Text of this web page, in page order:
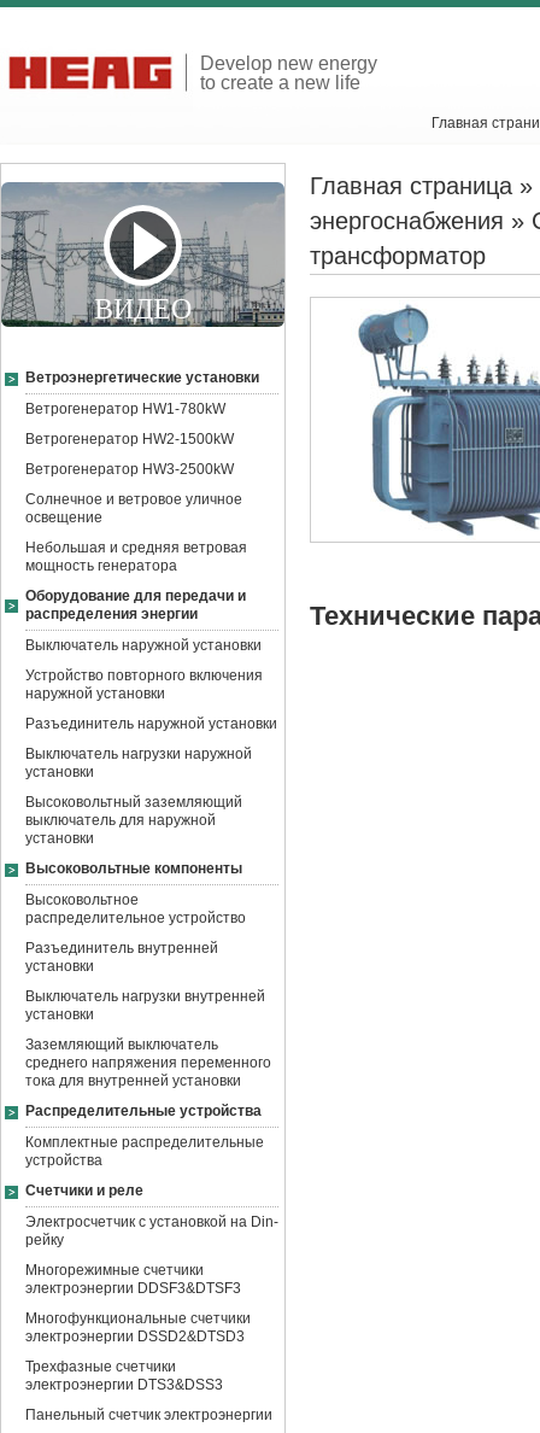
Develop new energy
to create a new life
Главная
ВИДЕО
Ветроэнергетические установки
Ветрогенератор HW1-780kW
Ветрогенератор HW2-1500kW
Ветрогенератор HW3-2500kW
Солнечное и ветровое уличное
освещение
Небольшая и средняя ветровая
мощность генератора
Оборудование для передачи и
распределения энергии
Выключатель наружной установки
Устройство повторного включения
наружной установки
Разъединитель наружной установки
Выключатель нагрузки наружной
установки
Высоковольтный заземляющий
выключатель для наружной
установки
Высоковольтные компоненты
Высоковольтное
распределительное устройство
Разъединитель внутренней
установки
Выключатель нагрузки внутренней
установки
Заземляющий выключатель
среднего напряжения переменного
тока для внутренней установки
Распределительные устройства
Комплектные распределительные
устройства
Счетчики и реле
Электросчетчик с установкой на Din-
рейку
Многорежимные счетчики
электроэнергии DDSF3&DTSF3
Многофункциональные счетчики
электроэнергии DSSD2&DTSD3
Трехфазные счетчики
электроэнергии DTS3&DSS3
Панельный счетчик электроэнергии
Главная страница »
энергоснабжения »
трансформатор
Технические